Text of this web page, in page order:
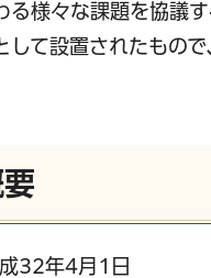
る様々な課題を協議
して設置されたもの
32年4月1日